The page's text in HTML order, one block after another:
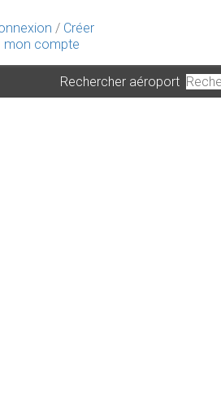
/ Créer
mon compte
Rechercher aéroport